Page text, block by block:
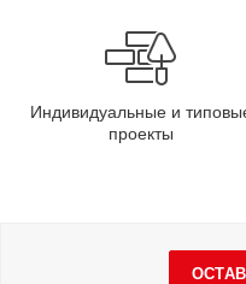
Индивидуальные и
проекты